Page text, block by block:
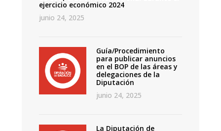
ejercicio económico 2024
junio 24, 2025
Guía/Procedimiento
para publicar anuncios
en el BOP de las áreas y
delegaciones de la
Diputación
junio 24, 2025
La Diputación de